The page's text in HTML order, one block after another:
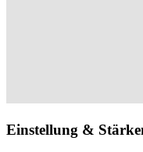
Einstellung &